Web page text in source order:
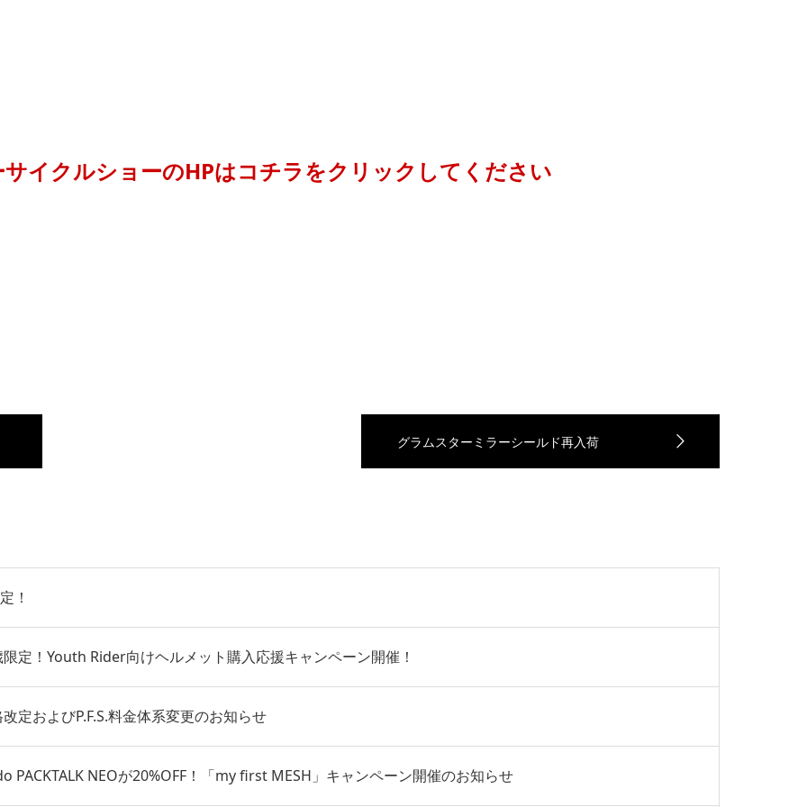
イクルショーのHPはコチラをクリックしてください
グラムスターミラーシールド再入荷
！
限定！Youth Rider向けヘルメット購入応援キャンペーン開催！
定およびP.F.S.料金体系変更のお知らせ
PACKTALK NEOが20%OFF！「my first MESH」キャンペーン開催のお知らせ